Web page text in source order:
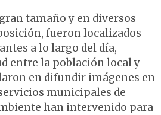
tamaño y en diversos
fueron localizados
a lo largo del día,
entre la población local y
en difundir imágenes en
municipales de
han intervenido para